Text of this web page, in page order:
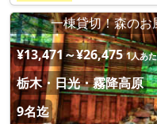
一棟貸切！森の
¥13,471～¥26,475 1人あ
栃木・日光・霧降高原
9名迄